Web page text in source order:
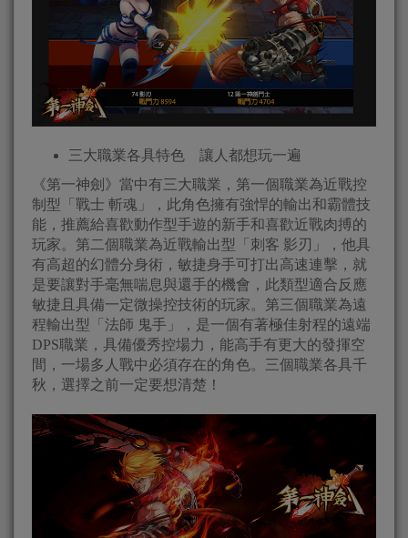
三大職業各具特色 讓人都想玩一遍
《第一神劍》當中有三大職業，第一個職業為近戰控
制型「戰士 斬魂」，此角色擁有強悍的輸出和霸體技
能，推薦給喜歡動作型手遊的新手和喜歡近戰肉搏的
玩家。第二個職業為近戰輸出型「刺客 影刃」，他具
有高超的幻體分身術，敏捷身手可打出高速連擊，就
是要讓對手毫無喘息與還手的機會，此類型適合反應
敏捷且具備一定微操控技術的玩家。第三個職業為遠
程輸出型「法師 鬼手」，是一個有著極佳射程的遠端
DPS職業，具備優秀控場力，能高手有更大的發揮空
間，一場多人戰中必須存在的角色。三個職業各具千
秋，選擇之前一定要想清楚！